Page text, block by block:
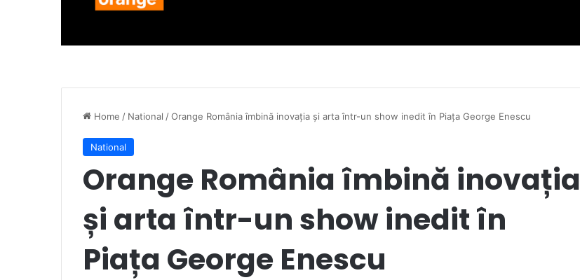
Home / National /Orange România îmbină inovația și arta într-un show inedit în Piața George Enescu
National
Orange România îmbină inovația
și arta într-un show inedit în
Piața George Enescu